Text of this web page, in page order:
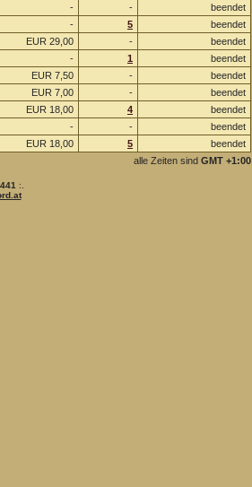
- -
beendet
- 5
beendet
EUR 29,00 -
beendet
- 1
beendet
EUR 7,50 -
beendet
EUR 7,00 -
beendet
EUR 18,00 4
beendet
- -
beendet
EUR 18,00 5
beendet
alle Zeiten sind GMT +1:00
:.